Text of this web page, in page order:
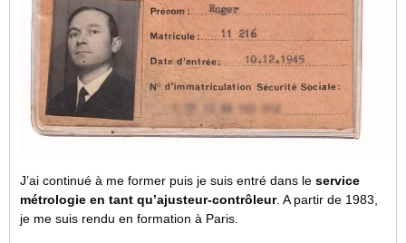
J’ai continué à me former puis je suis entré dans le service
métrologie en tant qu’ajusteur-contrôleur. A partir de 1983,
je me suis rendu en formation à Paris.